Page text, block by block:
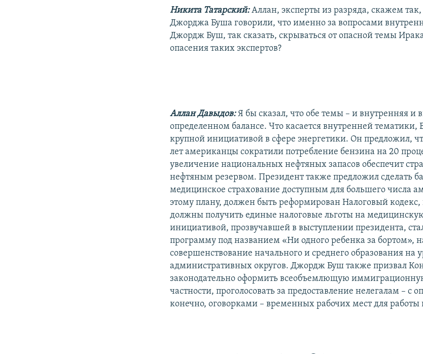
Никита Татарский: Аллан, эксперты из разряда, скажем
Джорджа Буша говорили, что именно за вопросами
Джордж Буш, так сказать, скрываться от опасной темы
опасения таких экспертов?
Аллан Давыдов: Я бы сказал, что обе темы – и внутренняя и
определенном балансе. Что касается внутренней тематики,
крупной инициативой в сфере энергетики. Он предложил,
лет американцы сократили потребление бензина на 20
увеличение национальных нефтяных запасов обеспечит
нефтяным резервом. Президент также предложил сделать
медицинское страхование доступным для большего числа
этому плану, должен быть реформирован Налоговый
должны получить единые налоговые льготы на
инициативой, прозвучавшей в выступлении президента,
программу под названием «Ни одного ребенка за бортом»,
совершенствование начального и среднего образования на
административных округов. Джордж Буш также призвал
законодательно оформить всеобъемлющую
частности, проголосовать за предоставление нелегалам – с
конечно, оговорками – временных рабочих мест для